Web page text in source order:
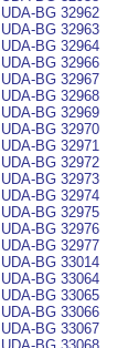
UDA-BG 32962
UDA-BG 32963
UDA-BG 32964
UDA-BG 32966
UDA-BG 32967
UDA-BG 32968
UDA-BG 32969
UDA-BG 32970
UDA-BG 32971
UDA-BG 32972
UDA-BG 32973
UDA-BG 32974
UDA-BG 32975
UDA-BG 32976
UDA-BG 32977
UDA-BG 33014
UDA-BG 33064
UDA-BG 33065
UDA-BG 33066
UDA-BG 33067